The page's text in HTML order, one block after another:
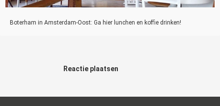
Boterham in Amsterdam-Oost: Ga hier lunchen en koffie drinken!
Reactie plaatsen